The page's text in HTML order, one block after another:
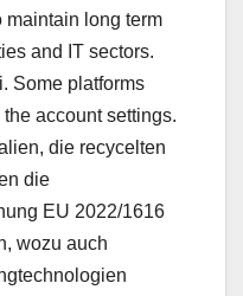
maintain long term
and IT sectors.
Some platforms
account settings.
die recycelten
die
EU 2022/1616
wozu auch